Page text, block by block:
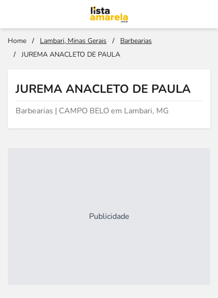
Home / Lambari, Minas Gerais /
Barbearias
/
JUREMA ANACLETO DE PAULA
JUREMA ANACLETO DE PAULA
Barbearias | CAMPO BELO em Lambari, MG
Publicidade